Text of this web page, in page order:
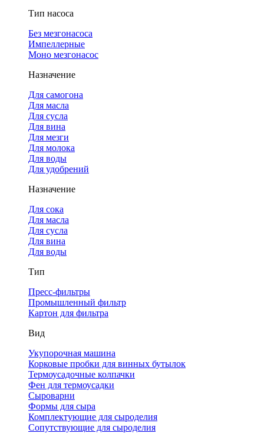
Тип насоса
Без мезгонасоса
Импеллерные
Моно мезгонасос
Назначение
Для самогона
Для масла
Для сусла
Для вина
Для мезги
Для молока
Для воды
Для удобрений
Назначение
Для сока
Для масла
Для сусла
Для вина
Для воды
Тип
Пресс-фильтры
Промышленный фильтр
Картон для фильтра
Вид
Укупорочная машина
Корковые пробки для винных бутылок
Термоусадочные колпачки
Фен для термоусадки
Сыроварни
Формы для сыра
Комплектующие для сыроделия
Сопутствующие для сыроделия